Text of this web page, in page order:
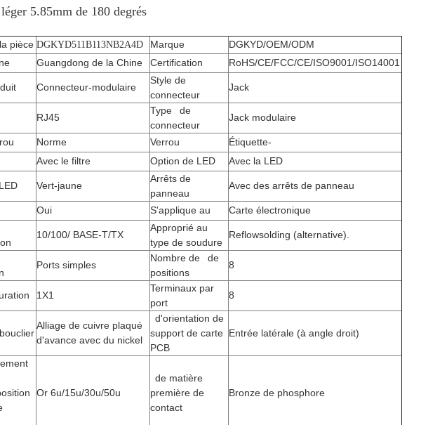
5.85mm de 180 degrés
pièce DGKYD511B113NB2A4D Marque
DGKYD/OEM/ODM
Guangdong de la Chine Certification RoHS/CE/FCC/CE/ISO9001/ISO14001
Connecteur-modulaire
Style de
connecteur
Jack
RJ45
Type de
connecteur
Jack modulaire
Norme Verrou
Étiquette-
Avec le filtre Option de LED Avec la LED
Vert-jaune
Arrêts de
panneau
Avec des arrêts de panneau
Oui S'applique au
Carte électronique
10/100/ BASE-T/TX
Approprié au
type de soudure
Reflowsolding (alternative).
Ports simples
Nombre de de
positions
8
1X1
Terminaux par
port
8
Alliage de cuivre plaqué
d'avance avec du nickel
d'orientation de
support de carte
PCB
Entrée latérale (à angle droit)
Or 6u/15u/30u/50u
de matière
première de
contact
Bronze de phosphore